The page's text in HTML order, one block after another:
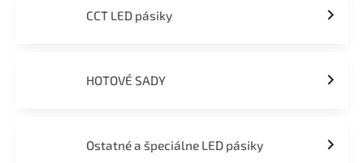
CCT LED pásiky
HOTOVÉ SADY
Ostatné a špeciálne LED pásiky